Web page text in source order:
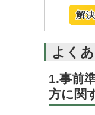
よく
1.事前
方に関